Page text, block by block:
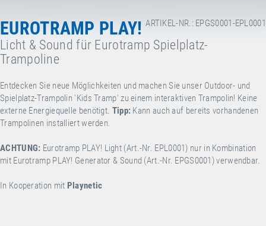
ARTIKEL-NR.: EPGS0001-EPL0001
EUROTRAMP PLAY!
Licht & Sound für Eurotramp Spielplatz-
Trampoline
Entdecken Sie neue Möglichkeiten und machen Sie unser Outdoor- und
Spielplatz-Trampolin 'Kids Tramp' zu einem interaktiven Trampolin! Keine
externe Energiequelle benötigt. Tipp: Kann auch auf bereits vorhandenen
Trampolinen installiert werden.
ACHTUNG: Eurotramp PLAY! Light (Art.-Nr. EPL0001) nur in Kombination
mit Eurotramp PLAY! Generator & Sound (Art.-Nr. EPGS0001) verwendbar.
In Kooperation mit Playnetic